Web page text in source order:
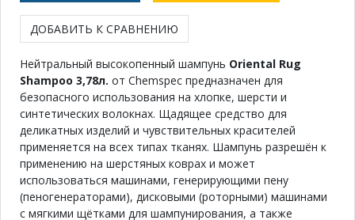
ДОБАВИТЬ К СРАВНЕНИЮ
Нейтральный высокопенный шампунь Oriental Rug
Shampoo 3,78л. от Chemspec предназначен для
безопасного использования на хлопке, шерсти и
синтетических волокнах. Щадящее средство для
деликатных изделий и чувствительных красителей
применяется на всех типах тканях. Шампунь разрешён к
применению на шерстяных коврах и может
использоваться машинами, генерирующими пену
(пеногенераторами), дисковыми (роторными) машинами
с мягкими щётками для шампунирования, а также